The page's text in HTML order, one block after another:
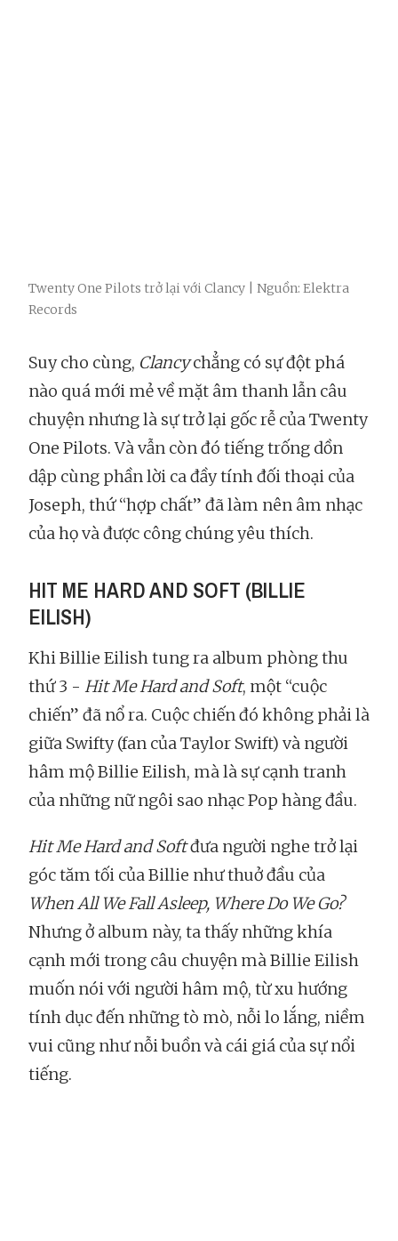
Twenty One Pilots trở lại với Clancy | Nguồn: Elektra
Records
Suy cho cùng, Clancychẳng có sự đột phá
nào quá mới mẻ về mặt âm thanh lẫn câu
chuyện nhưng là sự trở lại gốc rễ của Twenty
One Pilots. Và vẫn còn đó tiếng trống dồn
dập cùng phần lời ca đầy tính đối thoại của
Joseph, thứ “hợp chất” đã làm nên âm nhạc
của họ và được công chúng yêu thích.
HIT ME HARD AND SOFT (BILLIE
EILISH)
Khi Billie Eilish tung ra album phòng thu
thứ 3 - Hit Me Hard and Soft, một “cuộc
chiến” đã nổ ra. Cuộc chiến đó không phải là
giữa Swifty (fan của Taylor Swift) và người
hâm mộ Billie Eilish, mà là sự cạnh tranh
của những nữ ngôi sao nhạc Pop hàng đầu.
Hit Me Hard and Softđưa người nghe trở lại
góc tăm tối của Billie như thuở đầu của
When All We Fall Asleep, Where Do We Go?
Nhưng ở album này, ta thấy những khía
cạnh mới trong câu chuyện mà Billie Eilish
muốn nói với người hâm mộ, từ xu hướng
tính dục đến những tò mò, nỗi lo lắng, niềm
vui cũng như nỗi buồn và cái giá của sự nổi
tiếng.